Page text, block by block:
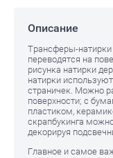
Описание
Трансферы-натирки
переводятся на
рисунка натирки
натирки
страничек. Можно
поверхности; с
пластиком,
скрапбукинга
декорируя
Главное и самое